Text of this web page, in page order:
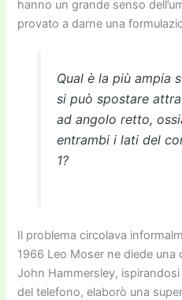
hanno un grande senso
provato a darne una
Qual è la più ampia
si può spostare
ad angolo retto,
entrambi i lati del
1?
Il problema circolava
1966 Leo Moser ne diede
John Hammersley,
del telefono, elaborò una